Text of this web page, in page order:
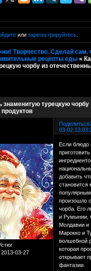
или зарегистрируйтесь.
Творчество. Сделай сам.
рецепты еды »
чорбу из
знаменитую турецкую чорбу
Поделиться
03-02
2013-03-27
Если блюдо
добавить
становится
произошло
чорба. Его
и Румынии,
Молдавии и
Марокко и
волшебной
которая
открывает
фантазии.